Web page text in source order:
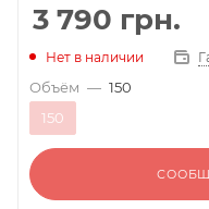
3 790 грн.
Нет в наличии
Объём — 150
150